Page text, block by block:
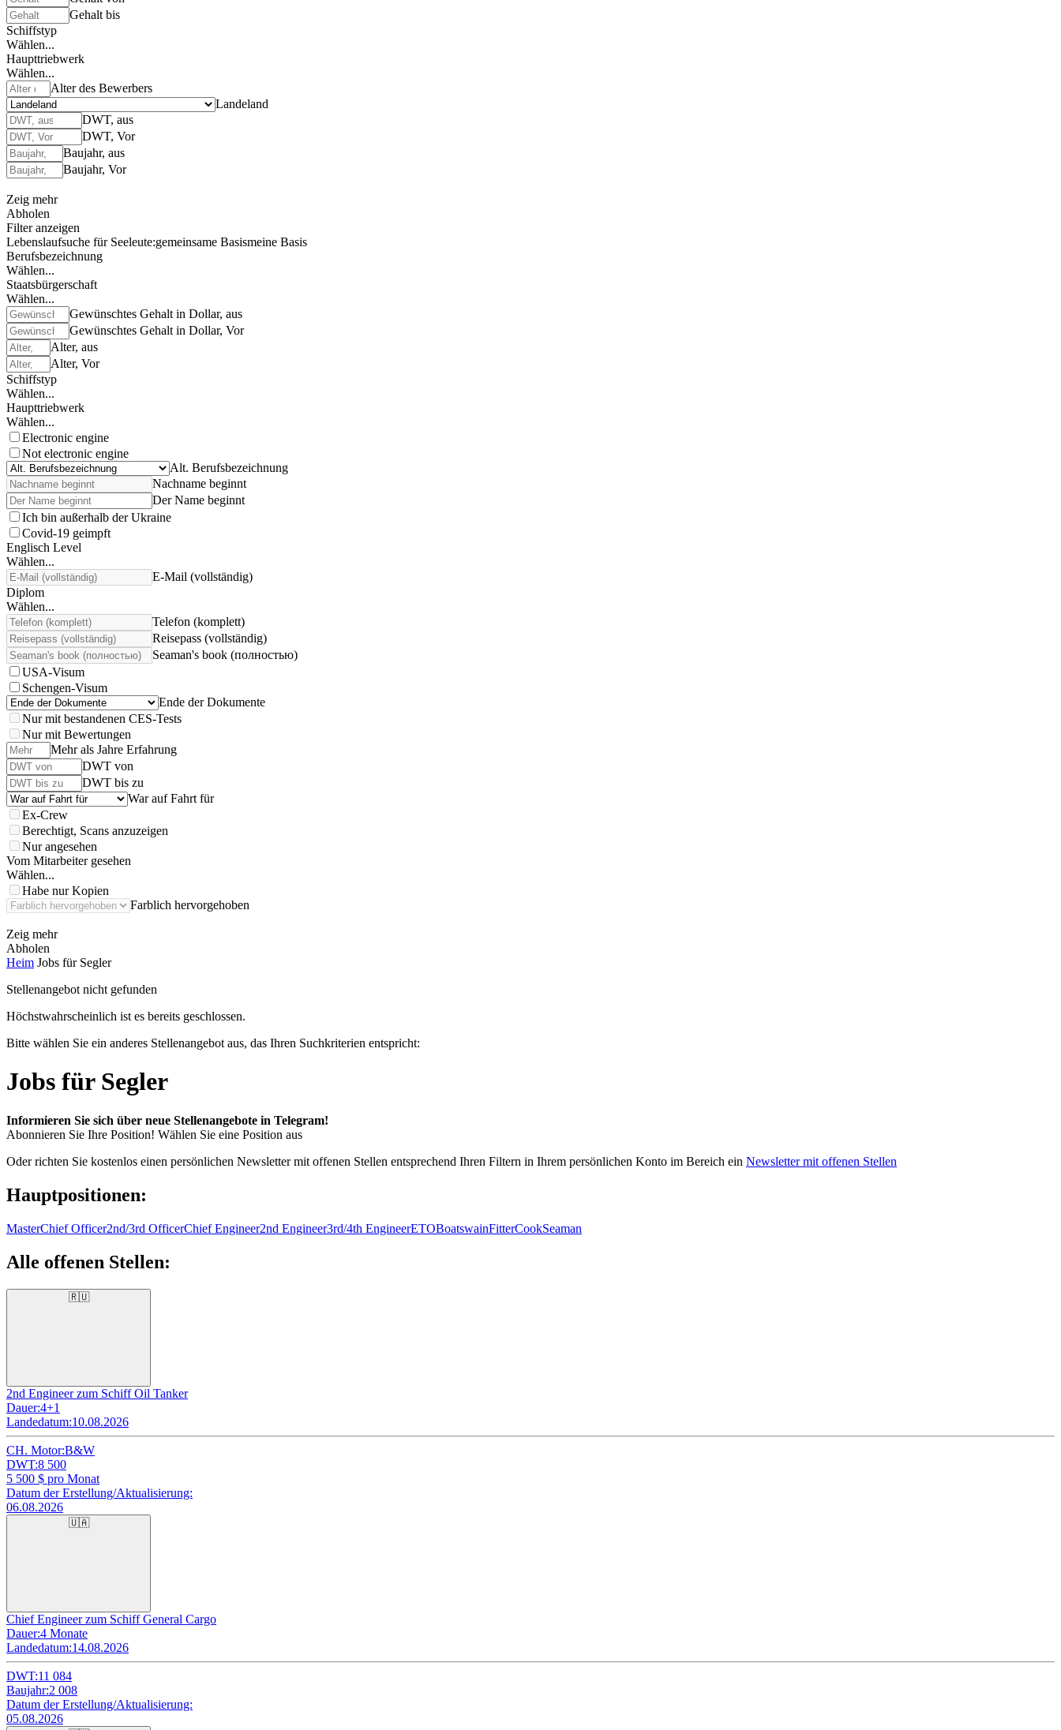
Gehalt bis
Schiffstyp
Wählen...
Haupttriebwerk
Wählen...
Alter des Bewerbers
Landeland
DWT, aus
DWT, Vor
Baujahr, aus
Baujahr, Vor
Zeig mehr
Abholen
Filter anzeigen
Lebenslaufsuche für Seeleute:gemeinsame Basismeine Basis
Berufsbezeichnung
Wählen...
Staatsbürgerschaft
Wählen...
Gewünschtes Gehalt in Dollar, aus
Gewünschtes Gehalt in Dollar, Vor
Alter, aus
Alter, Vor
Schiffstyp
Wählen...
Haupttriebwerk
Wählen...
Electronic engine
Not electronic engine
Alt. Berufsbezeichnung
Nachname beginnt
Der Name beginnt
Ich bin außerhalb der Ukraine
Covid-19 geimpft
Englisch Level
Wählen...
E-Mail (vollständig)
Diplom
Wählen...
Telefon (komplett)
Reisepass (vollständig)
Seaman's book (полностью)
USA-Visum
Schengen-Visum
Ende der Dokumente
Nur mit bestandenen CES-Tests
Nur mit Bewertungen
Mehr als Jahre Erfahrung
DWT von
DWT bis zu
War auf Fahrt für
Ex-Crew
Berechtigt, Scans anzuzeigen
Nur angesehen
Vom Mitarbeiter gesehen
Wählen...
Habe nur Kopien
Farblich hervorgehoben
Zeig mehr
Abholen
Heim Jobs für Segler
Stellenangebot nicht gefunden
Höchstwahrscheinlich ist es bereits geschlossen.
Bitte wählen Sie ein anderes Stellenangebot aus, das Ihren Suchkriterien entspricht:
Jobs für Segler
Informieren Sie sich über neue Stellenangebote in Telegram!
Abonnieren Sie Ihre Position! Wählen Sie eine Position aus
Oder richten Sie kostenlos einen persönlichen Newsletter mit offenen Stellen entsprechend Ihren Filtern in Ihrem persönlichen Konto im Bereich ein Newsletter mit offenen Stellen
Hauptpositionen:
MasterChief Officer2nd/3rd OfficerChief Engineer2nd Engineer3rd/4th EngineerETOBoatswainFitterCookSeaman
Alle offenen Stellen:
🇷🇺
2nd Engineer zum Schiff Oil Tanker
Dauer:4+1
Landedatum:10.08.2026
CH. Motor:B&W
DWT:8 500
5 500 $ pro Monat
Datum der Erstellung/Aktualisierung:
06.08.2026
🇺🇦
Chief Engineer zum Schiff General Cargo
Dauer:4 Monate
Landedatum:14.08.2026
DWT:11 084
Baujahr:2 008
Datum der Erstellung/Aktualisierung:
05.08.2026